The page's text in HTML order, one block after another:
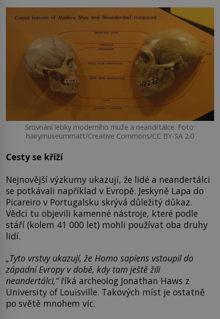
Srovnání lebky moderního muže a neandrtálce. Foto:
hairymuseummatt/Creative Commons/CC BY-SA 2.0
Cesty se kříží
Nejnovější výzkumy ukazují, že lidé a neandertálci
se potkávali například v Evropě. Jeskyně Lapa do
Picareiro v Portugalsku skrývá důležitý důkaz.
Vědci tu objevili kamenné nástroje, které podle
stáří (kolem 41 000 let) mohli používat oba druhy
lidí.
„Tyto vrstvy ukazují, že Homo sapiens vstoupil do
západní Evropy v době, kdy tam ještě žili
neandertálci,“říká archeolog Jonathan Haws z
University of Louisville. Takových míst je ostatně
po světě mnohem víc.